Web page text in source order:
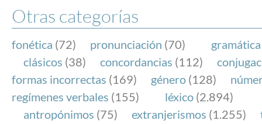
NOTICIAS
SOBRE LA FUNDÉURAE
FundéuRAE es una fundación patrocinada por la
y la Real Academia Española, cuyo objetivo es
el buen uso del español en los medios de
Internet.
Otras categorías
fonética (72) pronunciación (70) gramática
clásicos (38) concordancias (112)
formas incorrectas (169) género (128)
regímenes verbales (155) léxico (2.894)
antropónimos (75) extranjerismos (1.255)